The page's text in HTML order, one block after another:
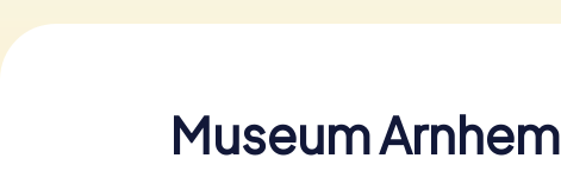
Museum Arnhem